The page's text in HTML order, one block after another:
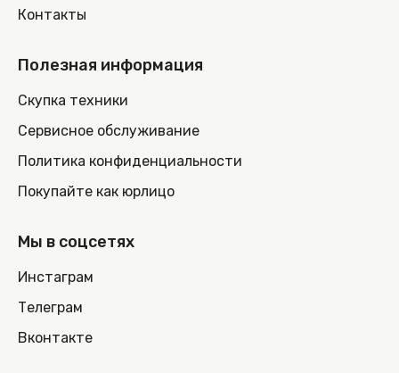
Контакты
Полезная информация
Скупка техники
Сервисное обслуживание
Политика конфиденциальности
Покупайте как юрлицо
Мы в соцсетях
Инстаграм
Телеграм
Вконтакте